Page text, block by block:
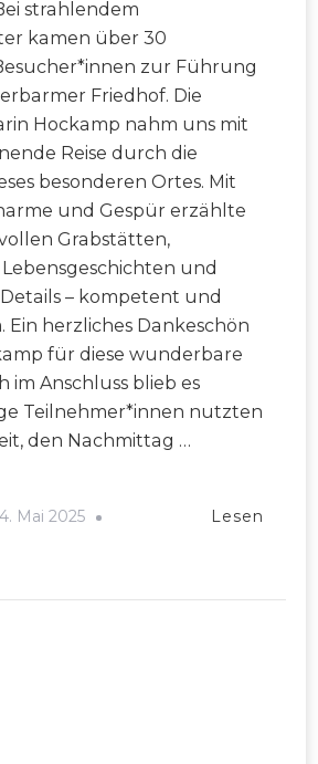
strahlendem
kamen über 30
zur Führung
Friedhof. Die
Hockamp nahm uns mit
Reise durch die
besonderen Ortes. Mit
und Gespür erzählte
Grabstätten,
und
– kompetent und
herzliches Dankeschön
für diese wunderbare
im Anschluss blieb es
Teilnehmer*innen nutzten
den Nachmittag …
4. Mai 2025 Lesen